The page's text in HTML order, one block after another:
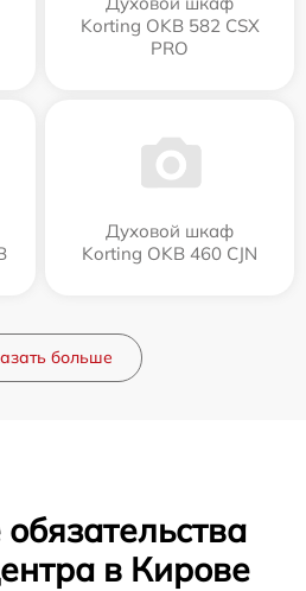
Korting OKB 582 CSX
PRO
Духовой шкаф
Korting OKB 460 CJN
больше
в Кирове